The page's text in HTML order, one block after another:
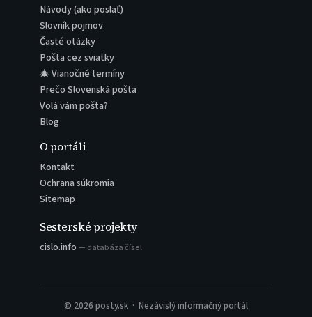
Návody (ako poslať)
Slovník pojmov
Časté otázky
Pošta cez sviatky
🎄 Vianočné termíny
Prečo Slovenská pošta
Volá vám pošta?
Blog
O portáli
Kontakt
Ochrana súkromia
Sitemap
Sesterské projekty
cislo.info — databáza čísel
© 2026 posty.sk · Nezávislý informačný portál